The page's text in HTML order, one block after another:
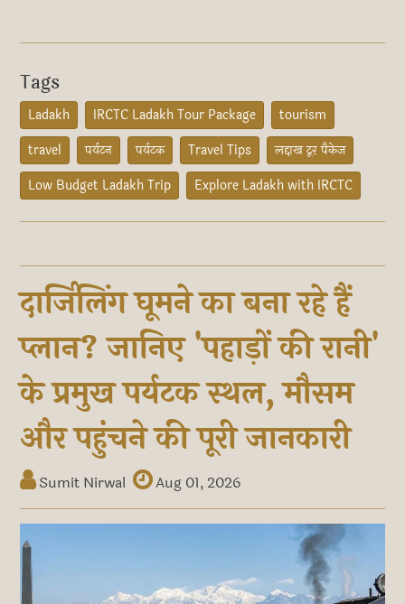
Tags
Ladakh IRCTC Ladakh Tour Package
tourism
travel
पर्यटन पर्यटक Travel Tips
लद्दाख टूर पैकेज
Low Budget Ladakh Trip
Explore Ladakh with IRCTC
दार्जिलिंग घूमने का बना रहे हैं
प्लान? जानिए 'पहाड़ों की रानी'
के प्रमुख पर्यटक स्थल, मौसम
और पहुंचने की पूरी जानकारी
Sumit Nirwal Aug 01, 2026